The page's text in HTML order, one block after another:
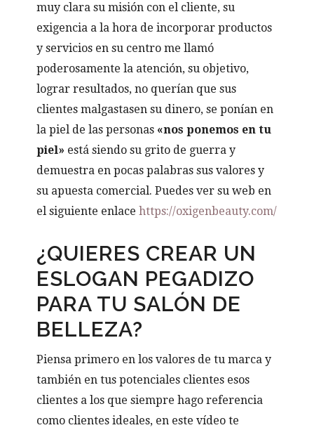
muy clara su misión con el cliente, su
exigencia a la hora de incorporar productos
y servicios en su centro me llamó
poderosamente la atención, su objetivo,
lograr resultados, no querían que sus
clientes malgastasen su dinero, se ponían en
la piel de las personas «nos ponemos en tu
piel» está siendo su grito de guerra y
demuestra en pocas palabras sus valores y
su apuesta comercial. Puedes ver su web en
el siguiente enlacehttps://oxigenbeauty.com/
¿QUIERES CREAR UN
ESLOGAN PEGADIZO
PARA TU SALÓN DE
BELLEZA?
Piensa primero en los valores de tu marca y
también en tus potenciales clientes esos
clientes a los que siempre hago referencia
como clientes ideales, en este vídeo te